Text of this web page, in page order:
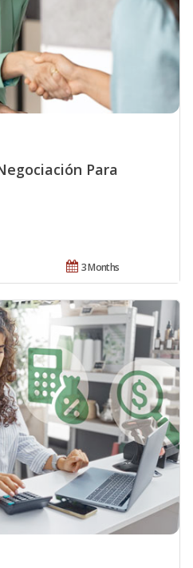
Para
3 Months